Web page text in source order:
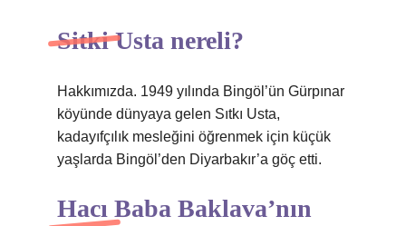
Sitki Usta nereli?
Hakkımızda. 1949 yılında Bingöl’ün Gürpınar
köyünde dünyaya gelen Sıtkı Usta,
kadayıfçılık mesleğini öğrenmek için küçük
yaşlarda Bingöl’den Diyarbakır’a göç etti.
Hacı Baba Baklava’nın